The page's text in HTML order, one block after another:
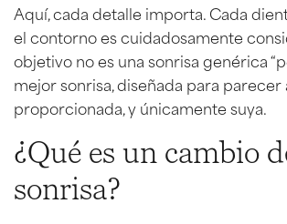
Aquí, cada detalle importa. Cada
el contorno es cuidadosamente
objetivo no es una sonrisa genérica
mejor sonrisa, diseñada para parecer
proporcionada, y únicamente suya.
¿Qué es un cambio
sonrisa?